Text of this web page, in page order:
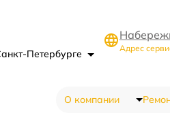
Петербурге Адрес
О компании